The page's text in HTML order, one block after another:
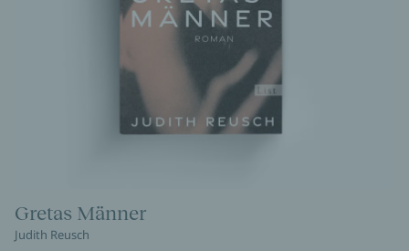
Gretas Männer
Judith Reusch